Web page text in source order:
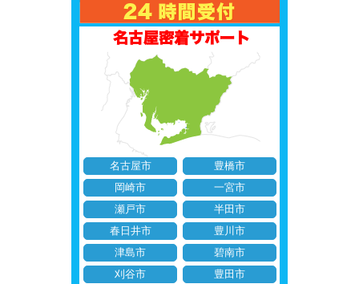
名古屋市
豊橋市
岡崎市
一宮市
瀬戸市
半田市
春日井市
豊川市
津島市
碧南市
刈谷市
豊田市